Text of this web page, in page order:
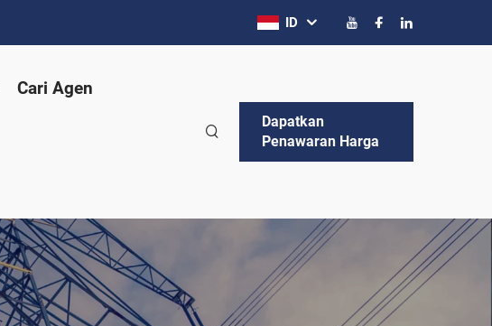
ID
Cari Agen
Dapatkan
Penawaran Harga